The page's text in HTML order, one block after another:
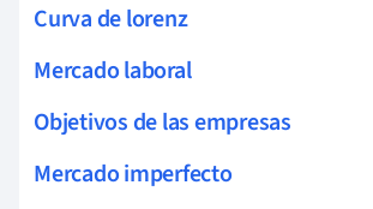
Curva de lorenz
Mercado laboral
Objetivos de las empresas
Mercado imperfecto